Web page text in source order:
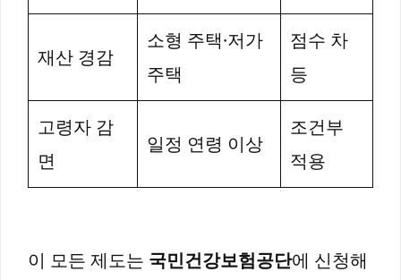
재산 경감
소형 주택·저가
주택
점수 차
등
고령자 감
면
일정 연령 이상
조건부
적용
이 모든 제도는 국민건강보험공단에 신청해